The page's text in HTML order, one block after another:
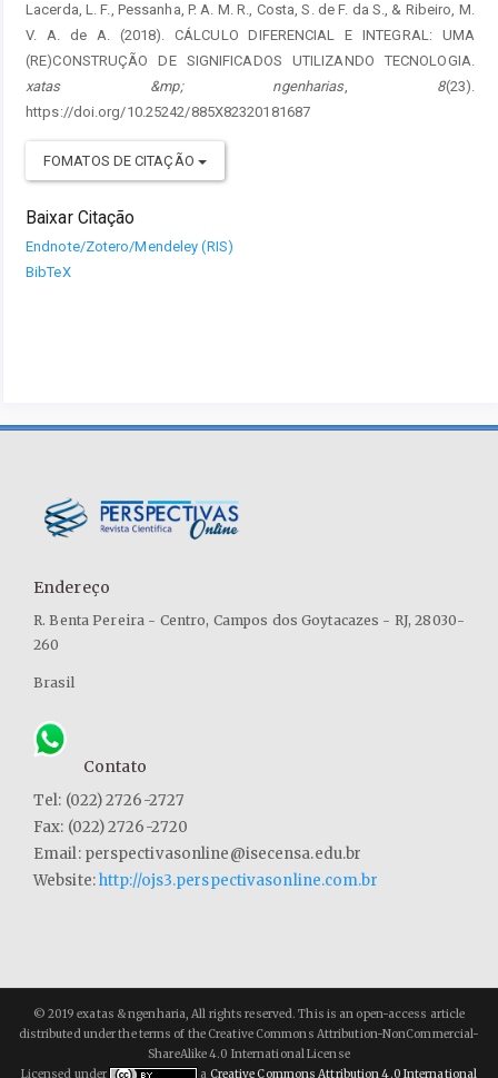
Lacerda, L. F., Pessanha, P. A. M. R., Costa, S. de F. da S., & Ribeiro, M.
V. A. de A. (2018). CÁLCULO DIFERENCIAL E INTEGRAL: UMA
(RE)CONSTRUÇÃO DE SIGNIFICADOS UTILIZANDO TECNOLOGIA.
xatas &mp; ngenharias, 8(23).
https://doi.org/10.25242/885X82320181687
FOMATOS DE CITAÇÃO
Baixar Citação
Endnote/Zotero/Mendeley (RIS)
BibTeX
Endereço
R. Benta Pereira - Centro, Campos dos Goytacazes - RJ, 28030-
260
Brasil
Contato
Tel: (022) 2726-2727
Fax: (022) 2726-2720
Email: perspectivasonline@isecensa.edu.br
Website:http://ojs3.perspectivasonline.com.br
© 2019 exatas & ngenharia, All rights reserved. This is an open-access article
distributed under the terms of the Creative Commons Attribution-NonCommercial-
ShareAlike 4.0 International License
Licensed under
a Creative Commons Attribution 4.0 International